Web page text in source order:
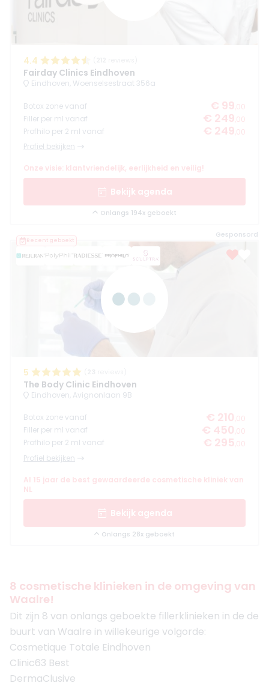
4.4
Fairday Clinics Eindhoven
Eindhoven, Woenselsestraat 356a
Botox zone vanaf € 99 ,00
Filler per ml vanaf
€ 249 ,00
Profhilo per 2 ml vanaf
€ 249 ,00
Profiel bekijken
Onze visie: klantvriendelijk, eerlijkheid en veilig!
Bekijk agenda
Onlangs 194x geboekt
Gesponsord
Recent geboekt
5
The Body Clinic Eindhoven
Eindhoven, Avignonlaan 9B
Botox zone vanaf € 210 ,00
Filler per ml vanaf
€ 450 ,00
Profhilo per 2 ml vanaf
€ 295 ,00
Profiel bekijken
Al 15 jaar de best gewaardeerde cosmetische kliniek van
NL
Bekijk agenda
Onlangs 28x geboekt
8 cosmetische klinieken in de omgeving van
Waalre!
Dit zijn 8 van onlangs geboekte fillerklinieken in de de
buurt van Waalre in willekeurige volgorde:
Cosmetique Totale Eindhoven
Clinic63 Best
DermaClusive